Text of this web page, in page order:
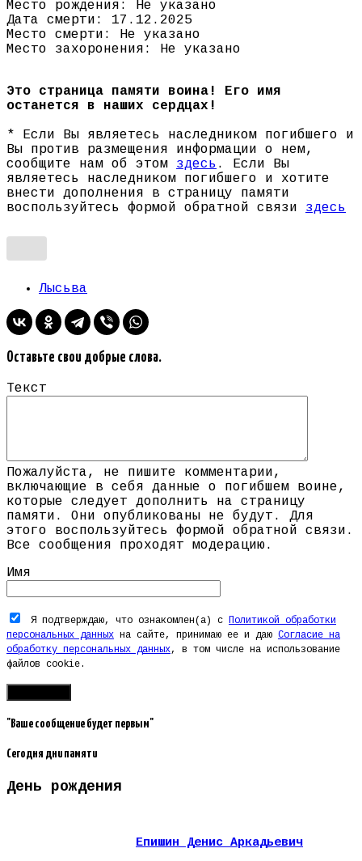
Место рождения: Не указано
Дата смерти: 17.12.2025
Место смерти: Не указано
Место захоронения: Не указано
Это страница памяти воина! Его имя
останется в наших сердцах!
* Если Вы являетесь наследником погибшего и
Вы против размещения информации о нем,
сообщите нам об этом здесь . Если Вы
являетесь наследником погибшего и хотите
внести дополнения в страницу памяти
воспользуйтесь формой обратной связи здесь
Лысьва
Оставьте свои добрые слова.
Текст
Пожалуйста, не пишите комментарии,
включающие в себя данные о погибшем воине,
которые следует дополнить на страницу
памяти. Они опубликованы не будут. Для
этого воспользуйтесь формой обратной связи.
Все сообщения проходят модерацию.
Имя
Я подтверждаю, что ознакомлен(а) с
Политикой обработки
персональных данных на сайте, принимаю ее и даю Согласие на
обработку персональных данных, в том числе на использование
файлов cookie.
"Ваше сообщение будет первым"
Сегодня дни памяти
День рождения
Епишин Денис Аркадьевич